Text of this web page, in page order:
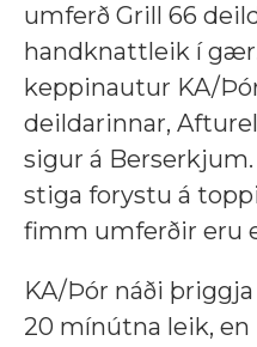
umferð Grill 66
handknattleik í
keppinautur KA/
deildarinnar,
sigur á
stiga forystu á
fimm umferðir eru
KA/Þór náði
20 mínútna leik, en